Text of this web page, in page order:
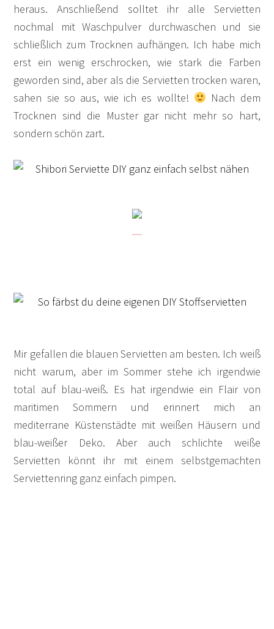
heraus. Anschließend solltet ihr alle Servietten
nochmal mit Waschpulver durchwaschen und sie
schließlich zum Trocknen aufhängen. Ich habe mich
erst ein wenig erschrocken, wie stark die Farben
geworden sind, aber als die Servietten trocken waren,
sahen sie so aus, wie ich es wollte!
Nach dem
Trocknen sind die Muster gar nicht mehr so hart,
sondern schön zart.
Mir gefallen die blauen Servietten am besten. Ich weiß
nicht warum, aber im Sommer stehe ich irgendwie
total auf blau-weiß. Es hat irgendwie ein Flair von
maritimen Sommern und erinnert mich an
mediterrane Küstenstädte mit weißen Häusern und
blau-weißer Deko. Aber auch schlichte weiße
Servietten könnt ihr mit einem selbstgemachten
Serviettenring ganz einfach pimpen.